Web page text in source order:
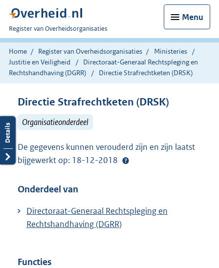
Menu
U
bent
nu
hier:
Register van Overheidsorganisaties
Home Register van Overheidsorganisaties
Ministeries
Justitie en Veiligheid
Directoraat-Generaal Rechtspleging en
Rechtshandhaving (DGRR)
Directie Strafrechtketen (DRSK)
Directie Strafrechtketen (DRSK)
Organisatieonderdeel
De gegevens kunnen verouderd zijn en zijn laatst
bijgewerkt op: 18-12-2018
Onderdeel van
Directoraat-Generaal Rechtspleging en
Rechtshandhaving (DGRR)
Functies